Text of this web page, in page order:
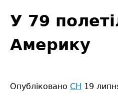
є
тут
to
top
У 79
Америку
Опубліковано СН 19